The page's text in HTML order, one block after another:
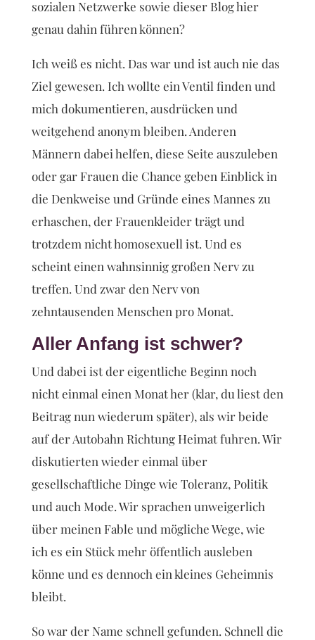
sozialen Netzwerke sowie dieser Blog hier
genau dahin führen können?
Ich weiß es nicht. Das war und ist auch nie das
Ziel gewesen. Ich wollte ein Ventil finden und
mich dokumentieren, ausdrücken und
weitgehend anonym bleiben. Anderen
Männern dabei helfen, diese Seite auszuleben
oder gar Frauen die Chance geben Einblick in
die Denkweise und Gründe eines Mannes zu
erhaschen, der Frauenkleider trägt und
trotzdem nicht homosexuell ist. Und es
scheint einen wahnsinnig großen Nerv zu
treffen. Und zwar den Nerv von
zehntausenden Menschen pro Monat.
Aller Anfang ist schwer?
Und dabei ist der eigentliche Beginn noch
nicht einmal einen Monat her (klar, du liest den
Beitrag nun wiederum später), als wir beide
auf der Autobahn Richtung Heimat fuhren. Wir
diskutierten wieder einmal über
gesellschaftliche Dinge wie Toleranz, Politik
und auch Mode. Wir sprachen unweigerlich
über meinen Fable und mögliche Wege, wie
ich es ein Stück mehr öffentlich ausleben
könne und es dennoch ein kleines Geheimnis
bleibt.
So war der Name schnell gefunden. Schnell die